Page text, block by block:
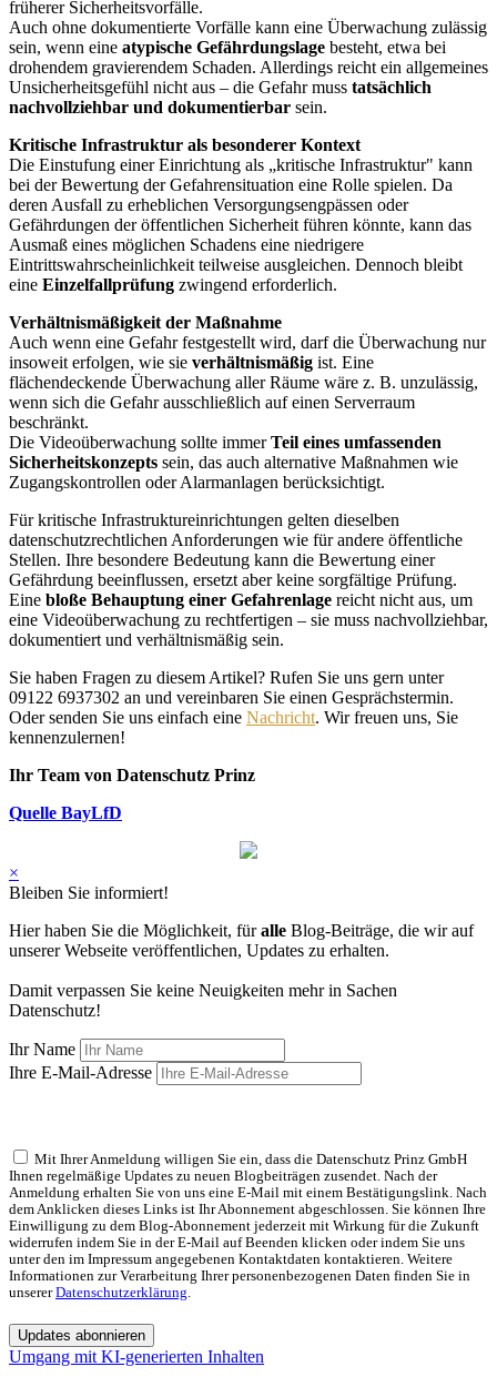
früherer Sicherheitsvorfälle.
Auch ohne dokumentierte Vorfälle kann eine Überwachung zulässig
sein, wenn eine atypische Gefährdungslage besteht, etwa bei
drohendem gravierendem Schaden. Allerdings reicht ein allgemeines
Unsicherheitsgefühl nicht aus – die Gefahr muss tatsächlich
nachvollziehbar und dokumentierbar sein.
Kritische Infrastruktur als besonderer Kontext
Die Einstufung einer Einrichtung als „kritische Infrastruktur" kann
bei der Bewertung der Gefahrensituation eine Rolle spielen. Da
deren Ausfall zu erheblichen Versorgungsengpässen oder
Gefährdungen der öffentlichen Sicherheit führen könnte, kann das
Ausmaß eines möglichen Schadens eine niedrigere
Eintrittswahrscheinlichkeit teilweise ausgleichen. Dennoch bleibt
eine Einzelfallprüfung zwingend erforderlich.
Verhältnismäßigkeit der Maßnahme
Auch wenn eine Gefahr festgestellt wird, darf die Überwachung nur
insoweit erfolgen, wie sie verhältnismäßig ist. Eine
flächendeckende Überwachung aller Räume wäre z. B. unzulässig,
wenn sich die Gefahr ausschließlich auf einen Serverraum
beschränkt.
Die Videoüberwachung sollte immerTeil eines umfassenden
Sicherheitskonzepts sein, das auch alternative Maßnahmen wie
Zugangskontrollen oder Alarmanlagen berücksichtigt.
Für kritische Infrastruktureinrichtungen gelten dieselben
datenschutzrechtlichen Anforderungen wie für andere öffentliche
Stellen. Ihre besondere Bedeutung kann die Bewertung einer
Gefährdung beeinflussen, ersetzt aber keine sorgfältige Prüfung.
Eine bloße Behauptung einer Gefahrenlage reicht nicht aus, um
eine Videoüberwachung zu rechtfertigen – sie muss nachvollziehbar,
dokumentiert und verhältnismäßig sein.
Sie haben Fragen zu diesem Artikel? Rufen Sie uns gern unter
09122 6937302 an und vereinbaren Sie einen Gesprächstermin.
Oder senden Sie uns einfach eine Nachricht. Wir freuen uns, Sie
kennenzulernen!
Ihr Team von Datenschutz Prinz
Quelle BayLfD
×
Bleiben Sie informiert!
Hier haben Sie die Möglichkeit, füralle Blog-Beiträge, die wir auf
unserer Webseite veröffentlichen, Updates zu erhalten.
Damit verpassen Sie keine Neuigkeiten mehr in Sachen
Datenschutz!
Ihr Name
Ihre E-Mail-Adresse
Mit Ihrer Anmeldung willigen Sie ein, dass die Datenschutz Prinz GmbH
Ihnen regelmäßige Updates zu neuen Blogbeiträgen zusendet. Nach der
Anmeldung erhalten Sie von uns eine E-Mail mit einem Bestätigungslink. Nach
dem Anklicken dieses Links ist Ihr Abonnement abgeschlossen. Sie können Ihre
Einwilligung zu dem Blog-Abonnement jederzeit mit Wirkung für die Zukunft
widerrufen indem Sie in der E-Mail auf Beenden klicken oder indem Sie uns
unter den im Impressum angegebenen Kontaktdaten kontaktieren. Weitere
Informationen zur Verarbeitung Ihrer personenbezogenen Daten finden Sie in
unsererDatenschutzerklärung.
Updates abonnieren
Umgang mit KI-generierten Inhalten